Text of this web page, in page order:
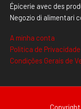
Épicerie avec des
Negozio di alimentari
A minha conta
Politica de
Condições Gerais de
Copyright